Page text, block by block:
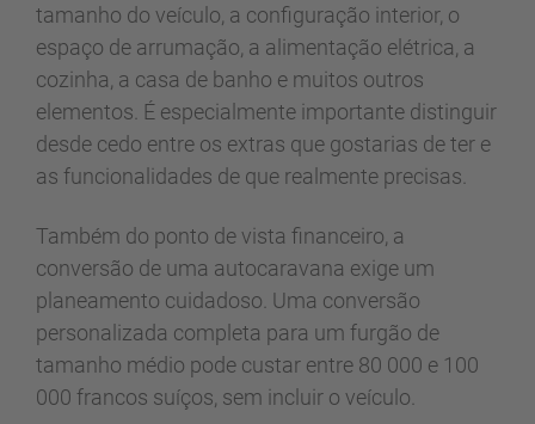
tamanho do veículo, a configuração interior, o
espaço de arrumação, a alimentação elétrica, a
cozinha, a casa de banho e muitos outros
elementos. É especialmente importante distinguir
desde cedo entre os extras que gostarias de ter e
as funcionalidades de que realmente precisas.
Também do ponto de vista financeiro, a
conversão de uma autocaravana exige um
planeamento cuidadoso. Uma conversão
personalizada completa para um furgão de
tamanho médio pode custar entre 80 000 e 100
000 francos suíços, sem incluir o veículo.